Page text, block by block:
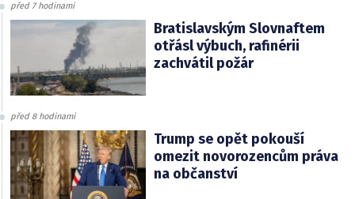
před 7 hodinami
Bratislavským Slovnaftem
otřásl výbuch, rafinérii
zachvátil požár
před 8 hodinami
Trump se opět pokouší
omezit novorozencům práva
na občanství